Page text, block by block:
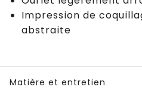
Impression de
abstraite
Matière et entretien